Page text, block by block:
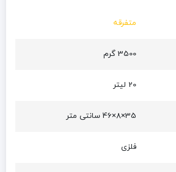
متفرقه
3500 گرم
20 لیتر
35×8×46 سانتی‌ متر
فلزی